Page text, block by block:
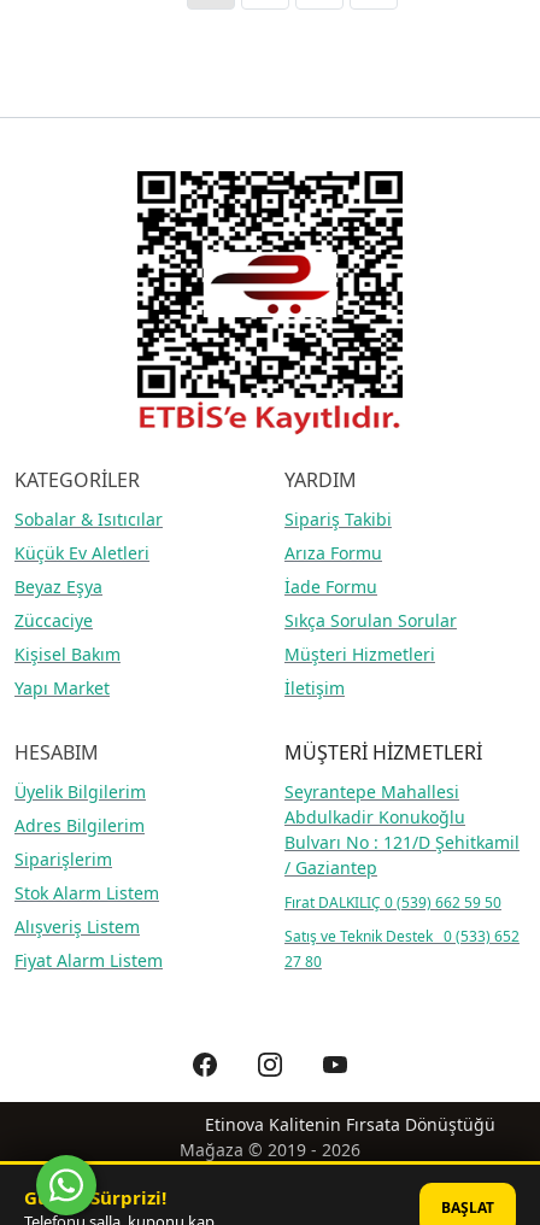
KATEGORİLER
Sobalar & Isıtıcılar
Küçük Ev Aletleri
Beyaz Eşya
Züccaciye
Kişisel Bakım
Yapı Market
YARDIM
Sipariş Takibi
Arıza Formu
İade Formu
Sıkça Sorulan Sorular
Müşteri Hizmetleri
İletişim
HESABIM
Üyelik Bilgilerim
Adres Bilgilerim
Siparişlerim
Stok Alarm Listem
Alışveriş Listem
Fiyat Alarm Listem
MÜŞTERİ HİZMETLERİ
Seyrantepe Mahallesi
Abdulkadir Konukoğlu
Bulvarı No : 121/D Şehitkamil
/ Gaziantep
Fırat DALKILIÇ 0 (539) 662 59 50
Satış ve Teknik Destek 0 (533) 652
27 80
Etinova Kalitenin Fırsata Dönüştüğü
Mağaza © 2019 - 2026
Günün Sürprizi! BAŞLAT